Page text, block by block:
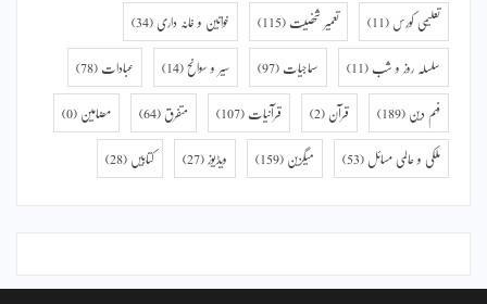
تعلیمی کورس (11) تعمیر شخصیت (115) خواتین و خانہ داری (34)
سلسلہ روز و شب (11) سماجیات (97) سیر و سوانح (14) عبادات (78)
فہم دین (189) قرآن (2) قرآنیات (107) متفرق (64) مضامین (0)
ملکی و عالمی مسائل (53) میگزین (159) ویڈیوز (27) کتابیں (28)